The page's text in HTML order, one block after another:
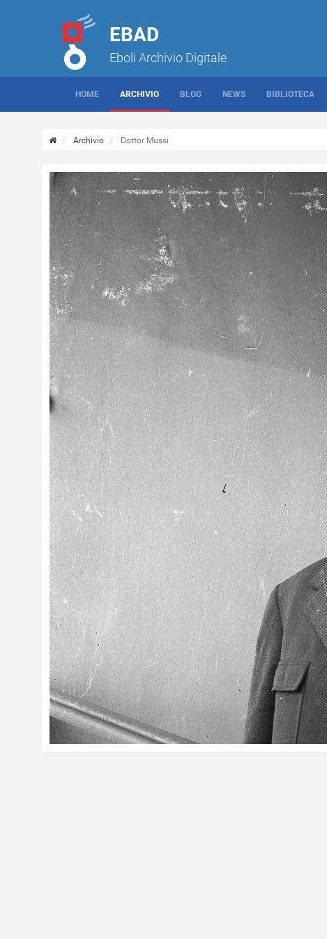
EBAD
Eboli Archivio Digitale
HOME ARCHIVIO BLOG NEWS BIBLIOTECA
Archivio Dottor Mussi